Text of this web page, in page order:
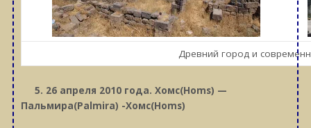
Древний город и
5. 26 апреля 2010 года. Хомс(Homs) —
Пальмира(Palmira) -Хомс(Homs)